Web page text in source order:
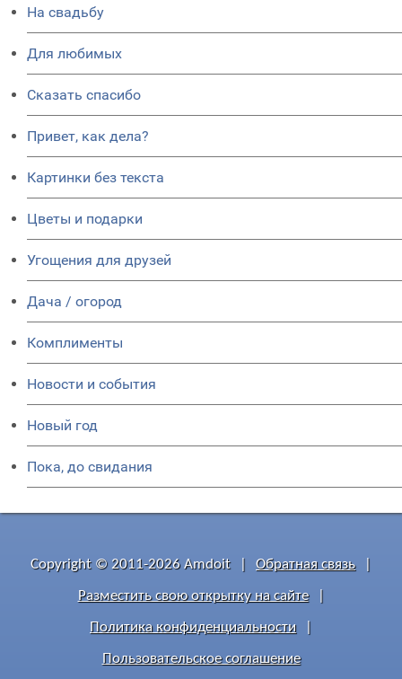
На свадьбу
Для любимых
Сказать спасибо
Привет, как дела?
Картинки без текста
Цветы и подарки
Угощения для друзей
Дача / огород
Комплименты
Новости и события
Новый год
Пока, до свидания
Copyright © 2011-2026 Amdoit Обратная связь
Разместить свою открытку на сайте
Политика конфиденциальности
Пользовательское соглашение